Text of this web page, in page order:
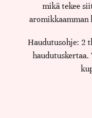
mikä tekee
aromikkaamman
Haudutusohje: 2